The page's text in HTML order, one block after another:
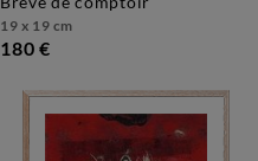
19 x 19 cm
180 €